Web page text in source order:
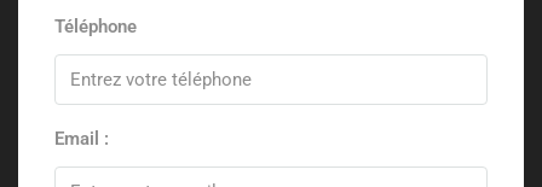
Téléphone
Email :